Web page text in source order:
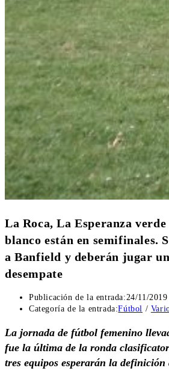
La Roca, La Esperanza
blanco están en semifinales.
a Banfield y deberán jugar
desempate
Publicación de la entrada:24/11/2019
Categoría de la entrada:Fútbol /
La jornada de fútbol femenino
fue la última de la ronda
tres equipos esperarán la